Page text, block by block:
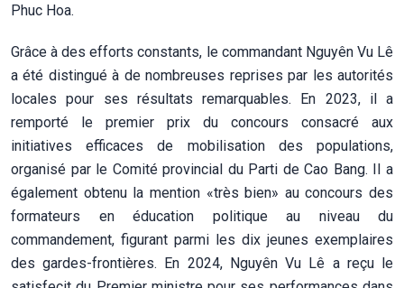
Phuc Hoa.
Grâce à des efforts constants, le commandant Nguyên Vu Lê
a été distingué à de nombreuses reprises par les autorités
locales pour ses résultats remarquables. En 2023, il a
remporté le premier prix du concours consacré aux
initiatives efficaces de mobilisation des populations,
organisé par le Comité provincial du Parti de Cao Bang. Il a
également obtenu la mention «très bien» au concours des
formateurs en éducation politique au niveau du
commandement, figurant parmi les dix jeunes exemplaires
des gardes-frontières. En 2024, Nguyên Vu Lê a reçu le